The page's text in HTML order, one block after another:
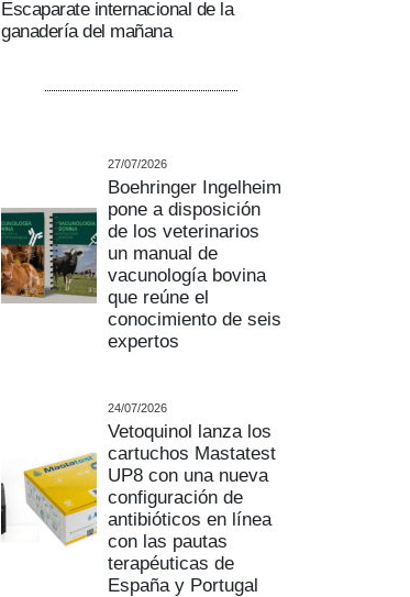
Escaparate internacional de la
ganadería del mañana
27/07/2026
Boehringer Ingelheim
pone a disposición
de los veterinarios
un manual de
vacunología bovina
que reúne el
conocimiento de seis
expertos
24/07/2026
Vetoquinol lanza los
cartuchos Mastatest
UP8 con una nueva
configuración de
antibióticos en línea
con las pautas
terapéuticas de
España y Portugal